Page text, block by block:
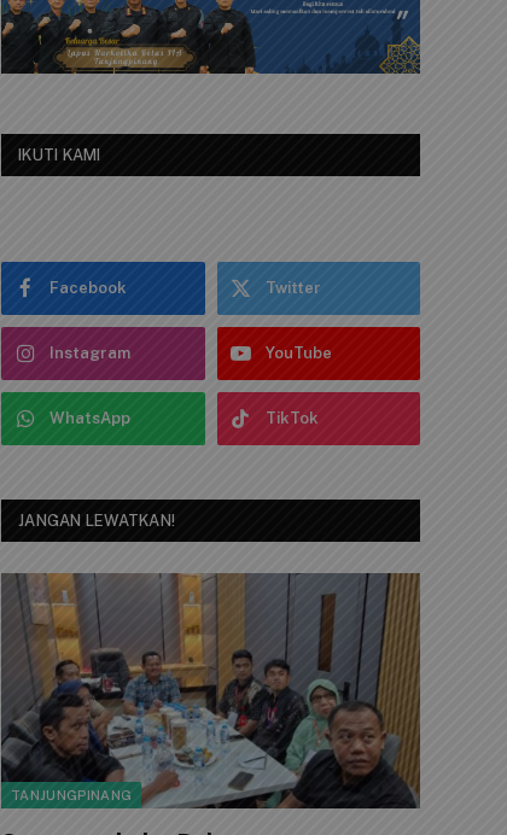
IKUTI KAMI
Facebook Twitter
Instagram YouTube
WhatsApp TikTok
JANGAN LEWATKAN!
TANJUNGPINANG